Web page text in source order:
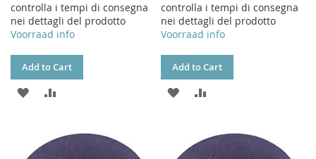
controlla i tempi di consegna
nei dettagli del prodotto
Voorraad info
Add to Cart
ADD
WISHCOMPARE
controlla i tempi di consegna
nei dettagli del prodotto
Voorraad info
Add to Cart
ADD
WISHCOMPARE